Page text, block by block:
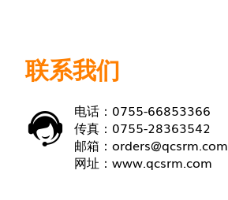
联系我们
电话：0755-66853366
传真：0755-28363542
邮箱： orders@qcsrm.com
网址： www.qcsrm.com